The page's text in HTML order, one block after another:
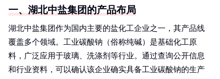
一、湖北中盐集团的产品布局
湖北中盐集团作为国内主要的盐化工企业之一，其产品线
覆盖多个领域。工业碳酸钠（俗称纯碱）是基础化工原
料，广泛应用于玻璃、洗涤剂等行业。通过查询公开信息
和行业资料，可以确认该企业确实具备工业碳酸钠的生产